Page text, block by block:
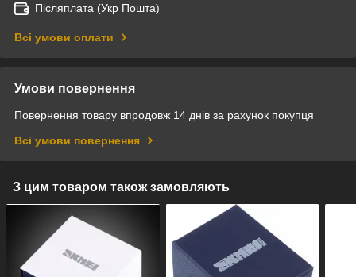
Післяплата (Укр Пошта)
Всі умови оплати
Умови повернення
Повернення товару впродовж 14 днів за рахунок покупця
Всі умови повернення
З цим товаром також замовляють